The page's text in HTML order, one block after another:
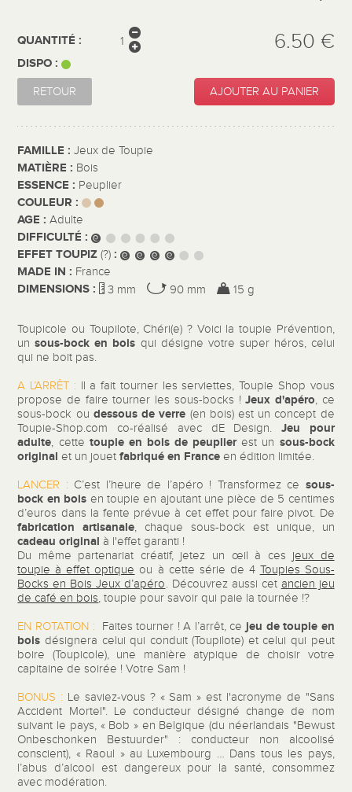
QUANTITÉ :
DISPO :
6.50 €
RETOUR AJOUTER AU PANIER
FAMILLE :Jeux de Toupie
MATIÈRE : Bois
ESSENCE : Peuplier
COULEUR :
AGE :Adulte
DIFFICULTÉ :
EFFET TOUPIZ(?) :
MADE IN : France
DIMENSIONS : 3 mm 90 mm 15 g
Toupicole ou Toupilote, Chéri(e) ? Voici la toupie Prévention,
unsous-bock en bois qui désigne votre super héros, celui
qui ne boit pas.
A L’ARRÊT :Il a fait tourner les serviettes, Toupie Shop vous
propose de faire tourner les sous-bocks !Jeux d'apéro, ce
sous-bock ou dessous de verre (en bois) est un concept de
Toupie-Shop.com co-réalisé avec dE Design. Jeu pour
adulte, cette toupie en bois de peuplierest un sous-bock
original et un jouet fabriqué en France en édition limitée.
LANCER :C’est l’heure de l’apéro ! Transformez ce sous-
bock en bois en toupie en ajoutant une pièce de 5 centimes
d’euros dans la fente prévue à cet effet pour faire pivot. De
fabrication artisanale, chaque sous-bock est unique, un
cadeau original à l'effet garanti !
Du même partenariat créatif, jetez un œil à ces jeux de
toupie à effet optique ou à cette série de 4 Toupies Sous-
Bocks en Bois Jeux d’apéro. Découvrez aussi cet ancien jeu
de café en bois, toupie pour savoir qui paie la tournée !?
EN ROTATION : Faites tourner ! A l’arrêt, ce jeu de toupie en
bois désignera celui qui conduit (Toupilote) et celui qui peut
boire (Toupicole), une manière atypique de choisir votre
capitaine de soirée ! Votre Sam !
BONUS : Le saviez-vous ? « Sam » est l'acronyme de "Sans
Accident Mortel". Le conducteur désigné change de nom
suivant le pays, « Bob » en Belgique (du néerlandais "Bewust
Onbeschonken Bestuurder" : conducteur non alcoolisé
conscient), « Raoul » au Luxembourg … Dans tous les pays,
l’abus d’alcool est dangereux pour la santé, consommez
avec modération.